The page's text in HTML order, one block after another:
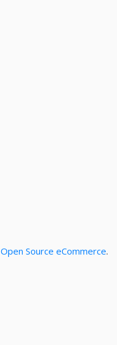
Open Source eCommerce.